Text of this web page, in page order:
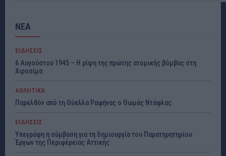
ΝΕΑ
ΕΙΔΗΣΕΙΣ
6 Αυγούστου 1945 – Η ρίψη της πρώτης ατομικής βόμβας στη
Χιροσίμα
ΑΘΛΗΤΙΚΑ
Παρελθόν από τη Θύελλα Ραφήνας ο Θωμάς Ντάφλας
ΕΙΔΗΣΕΙΣ
Υπεγράφη η σύμβαση για τη δημιουργία του Παρατηρητηρίου
Έργων της Περιφέρειας Αττικής